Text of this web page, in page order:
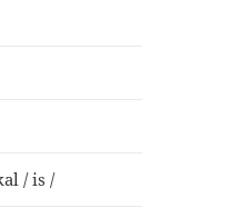
/ is /